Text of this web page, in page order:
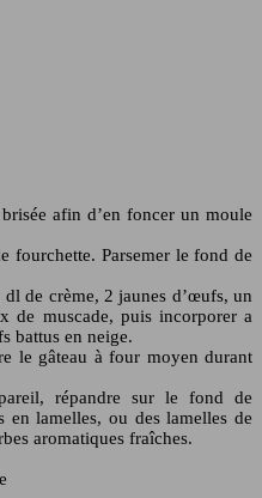
afin d’en foncer un moule
fourchette. Parsemer le fond de
de crème, 2 jaunes d’œufs, un
de muscade, puis incorporer a
battus en neige.
le gâteau à four moyen durant
répandre sur le fond de
en lamelles, ou des lamelles de
aromatiques fraîches.